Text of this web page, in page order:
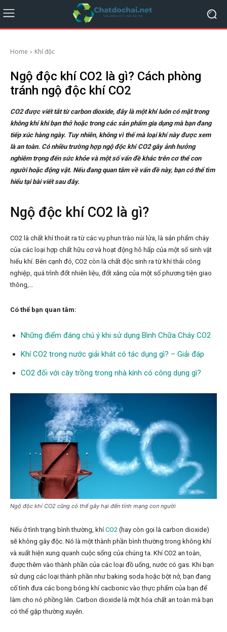
Home Khí độc
Ngộ độc khí CO2 là gì? Cách phòng
tránh ngộ độc khí CO2
CO2 được viết tắt từ carbon dioxide, đây là một khí luôn có mặt trong
không khí khi bạn thở hoặc trong các sản phẩm gia dụng mà bạn đang
tiếp xúc hàng ngày. Tuy nhiên, không vì thế mà loại khí này được xem
là an toàn. Có nhiều trường hợp ngộ độc khí CO2 gây ảnh hưởng
nghiêm trọng đến sức khỏe và một số vấn đề khác trên cơ thể con
người hoặc động vật. Nếu đang quan tâm về vấn đề này, bạn có thể tìm
hiểu tại bài viết sau đây.
Ngộ độc khí CO2 là gì?
CO2 là chất khí thoát ra từ các vụ phun trào núi lửa, là sản phẩm cháy
của các loại hợp chất hữu cơ và hoạt động hô hấp của một số sinh vật
hiếu khí. Bên cạnh đó, CO2 còn là chất độc sinh ra từ khí thải công
nghiệp, quá trình đốt nhiên liệu, đốt xăng của một số phương tiện giao
thông,…
Có thể bạn quan tâm:
Những điểm đáng chú ý khi sử dụng Bình Chữa Cháy CO2
Khí CO2 trong nước giải khát có tác dụng gì? – Giải đáp
CO2 đối với cây trồng trong nhà kính có công dụng gì?
Ngộ độc khí CO2 cũng có thể gây hại đến tính mạng con người
Nếu ở tình trạng bình thường, khí CO2 (hay còn gọi là carbon dioxide)
sẽ không gây độc. Nó là một thành phần bình thường trong không khí
và xuất hiện xung quanh cuộc sống của chúng ta. Khí CO2 an toàn,
được thêm vào thành phần của các loại đồ uống, nước có gas. Khi bạn
sử dụng các loại thành phần như baking soda hoặc bột nở, bạn đang
cố tình đưa các bong bóng khí cacbonic vào thực phẩm của bạn để
làm cho nó phồng lên. Carbon dioxide là một hóa chất an toàn mà bạn
có thể gặp thường xuyên.